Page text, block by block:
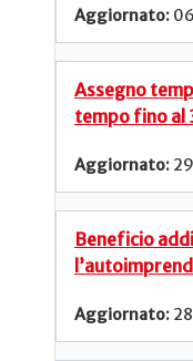
Assegno
tempo fino al
Beneficio